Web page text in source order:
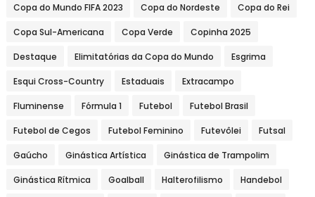
Copa do Mundo FIFA 2023 Copa do Nordeste Copa do Rei
Copa Sul-Americana Copa Verde Copinha 2025
Destaque Elimitatórias da Copa do Mundo Esgrima
Esqui Cross-Country Estaduais Extracampo
Fluminense Fórmula 1 Futebol Futebol Brasil
Futebol de Cegos Futebol Feminino Futevôlei Futsal
Gaúcho Ginástica Artística Ginástica de Trampolim
Ginástica Rítmica Goalball Halterofilismo Handebol